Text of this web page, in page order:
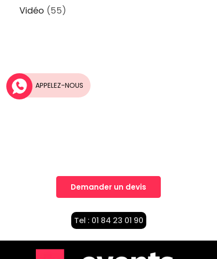
Vidéo (55)
Demander un devis
Tel : 01 84 23 01 90
APPELEZ-NOUS